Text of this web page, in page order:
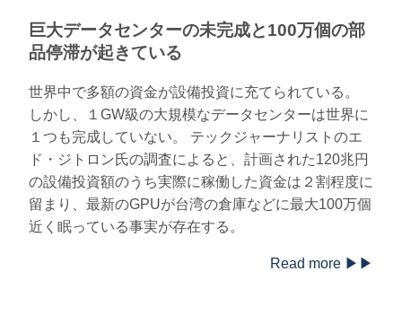
巨大データセンターの未完成と100万個の部
品停滞が起きている
世界中で多額の資金が設備投資に充てられている。
しかし、１GW級の大規模なデータセンターは世界に
１つも完成していない。 テックジャーナリストのエ
ド・ジトロン氏の調査によると、計画された120兆円
の設備投資額のうち実際に稼働した資金は２割程度に
留まり、最新のGPUが台湾の倉庫などに最大100万個
近く眠っている事実が存在する。
Read more ▶▶